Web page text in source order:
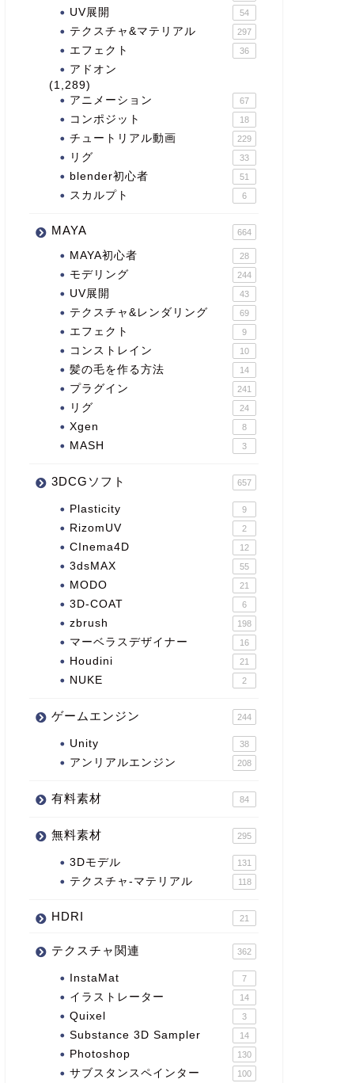
UV展開 54
テクスチャ&マテリアル 297
エフェクト 36
アドオン
(1,289)
アニメーション
67
コンポジット 18
チュートリアル動画 229
リグ 33
blender初心者 51
スカルプト 6
MAYA 664
MAYA初心者 28
モデリング 244
UV展開 43
テクスチャ&レンダリング 69
エフェクト 9
コンストレイン 10
髪の毛を作る方法 14
プラグイン 241
リグ 24
Xgen 8
MASH 3
3DCGソフト 657
Plasticity 9
RizomUV 2
CInema4D 12
3dsMAX 55
MODO 21
3D-COAT 6
zbrush 198
マーベラスデザイナー 16
Houdini 21
NUKE 2
ゲームエンジン 244
Unity 38
アンリアルエンジン 208
有料素材 84
無料素材 295
3Dモデル 131
テクスチャ-マテリアル 118
HDRI 21
テクスチャ関連 362
InstaMat 7
イラストレーター 14
Quixel 3
Substance 3D Sampler 14
Photoshop 130
サブスタンスペインター 100